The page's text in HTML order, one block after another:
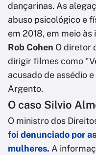
dançarinas. As
abuso psicológico e
em 2018, em meio às
Rob Cohen O diretor
dirigir filmes como
acusado de assédio
Argento.
O caso Silvio
O ministro dos
foi denunciado por
mulheres. A